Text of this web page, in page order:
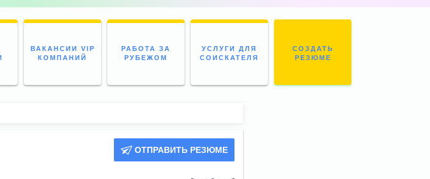
ВАКАНСИИ VIP
КОМПАНИЙ
РАБОТА ЗА
РУБЕЖОМ
УСЛУГИ ДЛЯ
СОИСКАТЕЛЯ
СОЗДАТЬ
РЕЗЮМЕ
ОТПРАВИТЬ РЕЗЮМЕ